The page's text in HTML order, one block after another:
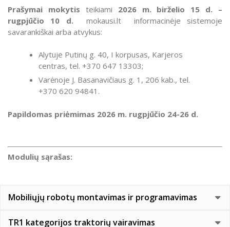
Prašymai mokytis teikiami 2026 m. birželio 15 d. –
rugpjūčio 10 d.
mokausi.lt informacinėje sistemoje
savarankiškai arba atvykus:
Alytuje Putinų g. 40, I korpusas, Karjeros
centras, tel. +370 647 13303;
Varėnoje J. Basanavičiaus g. 1, 206 kab., tel.
+370 620 94841.
Papildomas priėmimas 2026 m. rugpjūčio 24-26 d.
Modulių sąrašas:
Mobiliųjų robotų montavimas ir programavimas
TR1 kategorijos traktorių vairavimas